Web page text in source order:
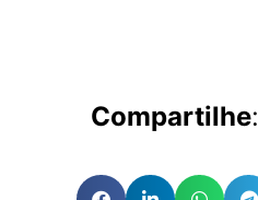
Compartilhe: